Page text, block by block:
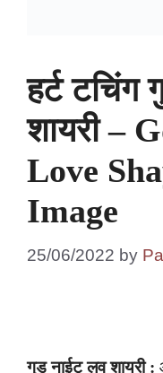
हर्ट टचिंग
शायरी –
Love
Image
25/06/2022 by
गुड नाईट लव शायरी :